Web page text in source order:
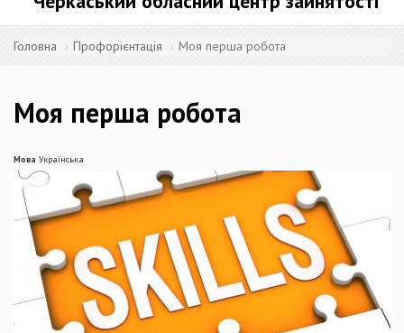
Головна Профорієнтація Моя перша робота
Моя перша робота
Мова Українська